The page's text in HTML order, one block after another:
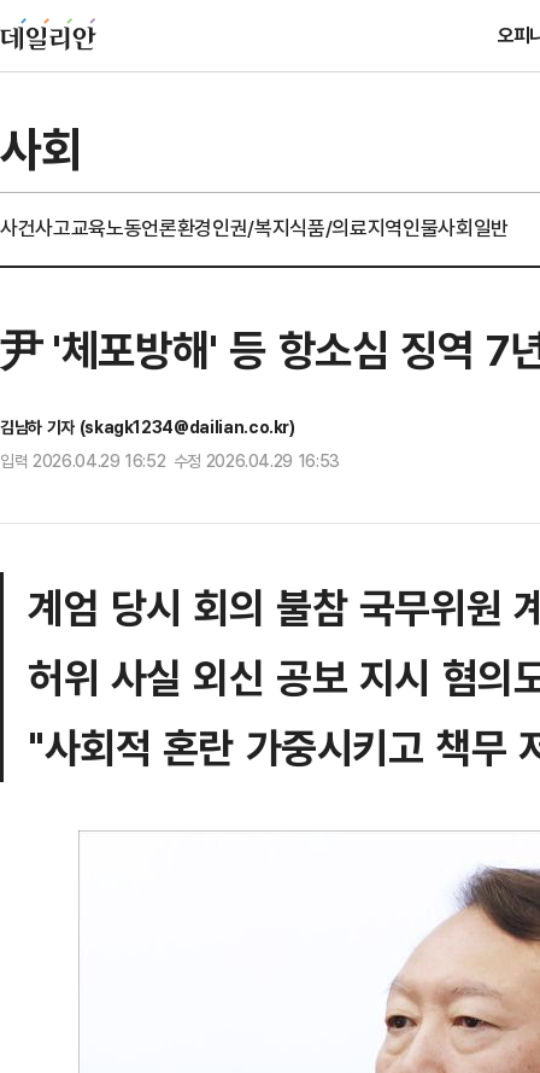
오피
사회
사건사고교육노동언론환경인권/복지식품/의료지역인물사회일반
尹 '체포방해' 등 항소심 징역 7
김남하 기자 (skagk1234@dailian.co.kr)
입력 2026.04.29 16:52 수정 2026.04.29 16:53
계엄 당시 회의 불참 국무위원
허위 사실 외신 공보 지시 혐의
"사회적 혼란 가중시키고 책무